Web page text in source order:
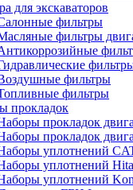
для экскаваторов
фильтры
фильтры
фильтры
фильтры
прокладок
прокладок
прокладок
уплотнений
уплотнений
уплотнений